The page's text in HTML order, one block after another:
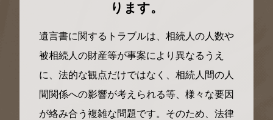
ります。
遺言書に関するトラブルは、相続人の人数や
被相続人の財産等が事案により異なるうえ
に、法的な観点だけではなく、相続人間の人
間関係への影響が考えられる等、様々な要因
が絡み合う複雑な問題です。そのため、法律